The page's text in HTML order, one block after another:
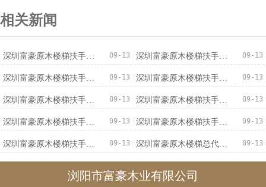
相关新闻
09-13 09-13
09-13 09-13
09-13 09-13
09-13 09-13
09-13 09-13
浏阳市富豪木业有限公司